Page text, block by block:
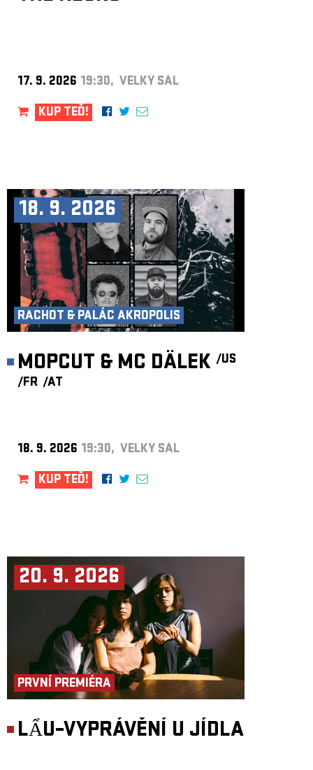
17. 9. 2026 19:30, VELKÝ SÁL
KUP TEĎ!
18. 9. 2026
RACHOT & PALÁC AKROPOLIS
MOPCUT & MC DÄLEK /US
/FR /AT
18. 9. 2026 19:30, VELKÝ SÁL
KUP TEĎ!
20. 9. 2026
PRVNÍ PREMIÉRA
LẨU–VYPRÁVĚNÍ U JÍDLA